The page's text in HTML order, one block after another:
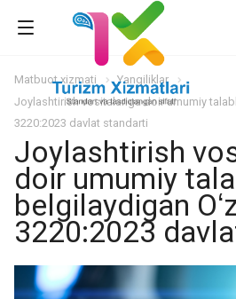
Matbuot xizmati
Yangiliklar
Joylashtirish vositalariga doir umumiy
3220:2023 davlat standarti
Joylashtirish
doir umumiy
belgilaydigan
3220:2023